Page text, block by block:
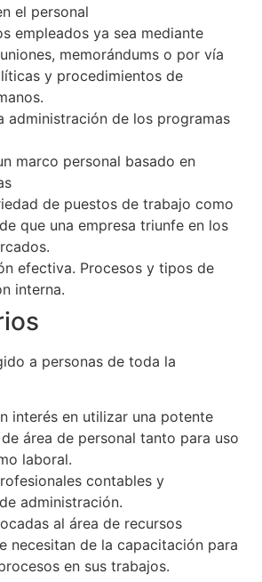
el personal
empleados ya sea mediante
memorándums o por vía
y procedimientos de
administración de los programas
marco personal basado en
de puestos de trabajo como
que una empresa triunfe en los
efectiva. Procesos y tipos de
interna.
a personas de toda la
interés en utilizar una potente
área de personal tanto para uso
laboral.
contables y
administración.
al área de recursos
necesitan de la capacitación para
en sus trabajos.